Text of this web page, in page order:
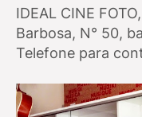
IDEAL CINE
Barbosa, N° 50,
Telefone para